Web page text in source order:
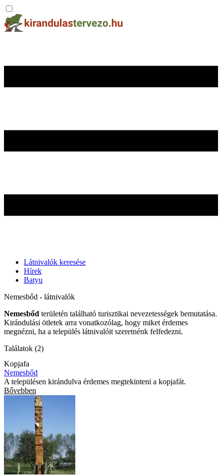
Látnivalók keresése
Hírek
Batyu
Nemesbőd - látnivalók
Nemesbőd területén található turisztikai nevezetességek bemutatása.
Kirándulási ötletek arra vonatkozólag, hogy miket érdemes
megnézni, ha a település látnivalóit szeretnénk felfedezni.
Találatok (2)
Kopjafa
Nemesbőd
A településen kirándulva érdemes megtekinteni a kopjafát.
Bővebben